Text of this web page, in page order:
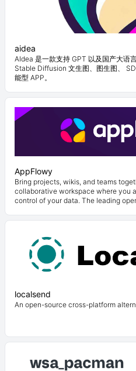
aidea
AIdea 是一款支持 GPT 以及国产大语
Stable Diffusion 文生图、图生图、
能型 APP。
AppFlowy
Bring projects, wikis, and teams
collaborative workspace where you
control of your data. The leading
localsend
An open-source cross-platform